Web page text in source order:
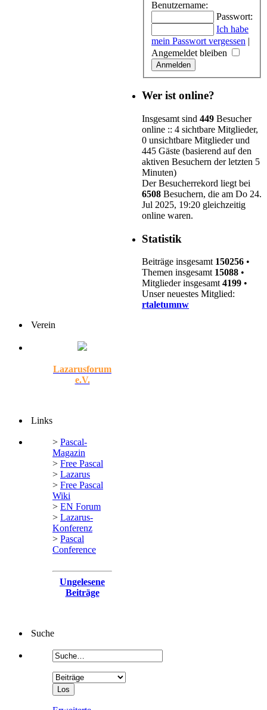
Benutzername:
Passwort:
Ich habe
mein Passwort vergessen |
Angemeldet bleiben
Wer ist online?
Insgesamt sind 449 Besucher
online :: 4 sichtbare Mitglieder,
0 unsichtbare Mitglieder und
445 Gäste (basierend auf den
aktiven Besuchern der letzten 5
Minuten)
Der Besucherrekord liegt bei
6508 Besuchern, die am Do 24.
Jul 2025, 19:20 gleichzeitig
online waren.
Statistik
Beiträge insgesamt 150256 •
Themen insgesamt 15088 •
Mitglieder insgesamt 4199 •
Unser neuestes Mitglied:
rtaletumnw
Verein
Lazarusforum
e.V.
Links
> Pascal-
Magazin
> Free Pascal
> Lazarus
> Free Pascal
Wiki
> EN Forum
> Lazarus-
Konferenz
> Pascal
Conference
Ungelesene
Beiträge
Suche